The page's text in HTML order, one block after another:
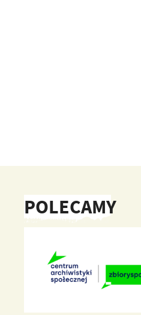
POLECAMY